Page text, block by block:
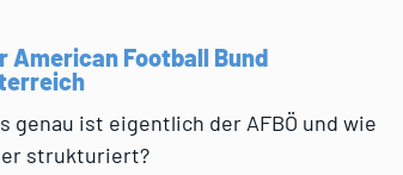
American Football Bund
genau ist eigentlich der AFBÖ und wie
strukturiert?